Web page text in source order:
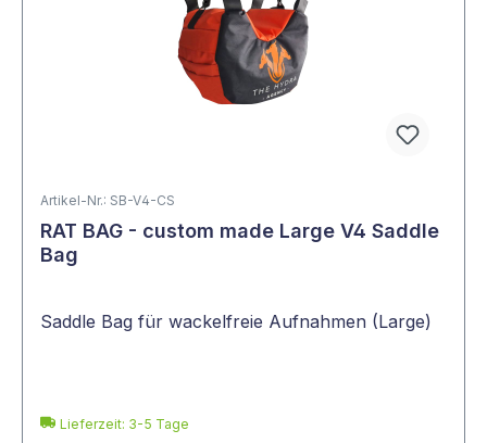
Artikel-Nr.: SB-V4-CS
RAT BAG - custom made Large V4 Saddle
Bag
Saddle Bag für wackelfreie Aufnahmen (Large)
Lieferzeit: 3-5 Tage